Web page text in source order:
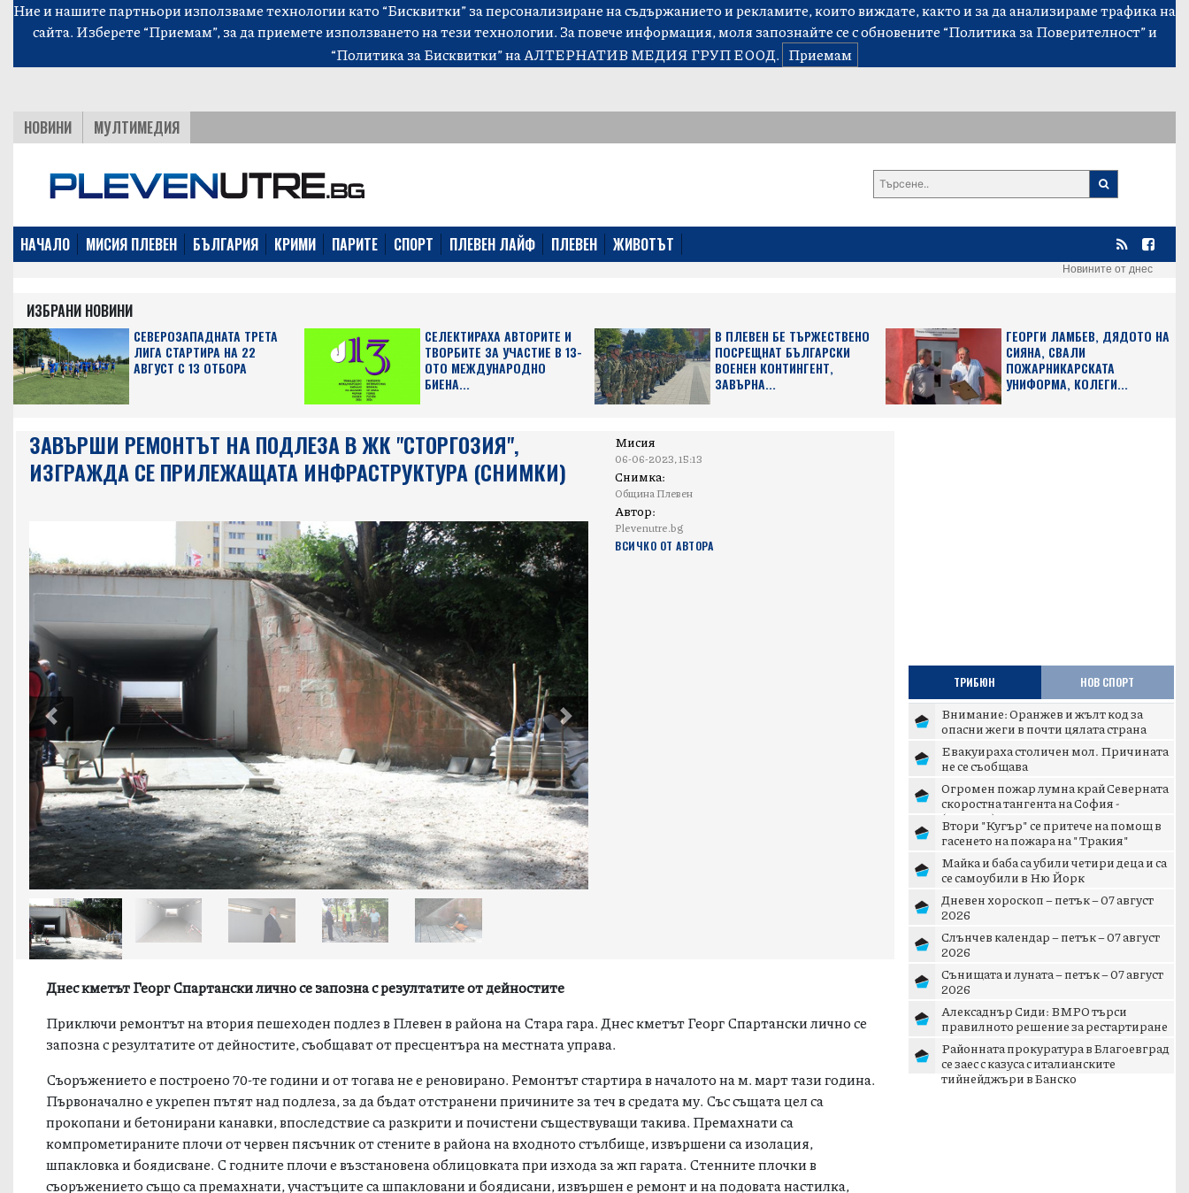
Ние и нашите партньори използваме технологии като “Бисквитки” за персонализиране на съдържанието и рекламите, които виждате, както и за да анализираме трафика на
сайта. Изберете “Приемам”, за да приемете използването на тези технологии. За повече информация, моля запознайте се с обновените“Политика за Поверителност”и
“Политика за Бисквитки”на АЛТЕРНАТИВ МЕДИЯ ГРУП ЕООД. Приемам
НОВИНИ МУЛТИМЕДИЯ
НАЧАЛО МИСИЯ ПЛЕВЕН БЪЛГАРИЯ КРИМИ ПАРИТЕ СПОРТ ПЛЕВЕН ЛАЙФ ПЛЕВЕН ЖИВОТЪТ
Новините от днес
ИЗБРАНИ НОВИНИ
СЕВЕРОЗАПАДНАТА ТРЕТА
ЛИГА СТАРТИРА НА 22
АВГУСТ С 13 ОТБОРА
СЕЛЕКТИРАХА АВТОРИТЕ И
ТВОРБИТЕ ЗА УЧАСТИЕ В 13-
ОТО МЕЖДУНАРОДНО
БИЕНА...
В ПЛЕВЕН БЕ ТЪРЖЕСТВЕНО
ПОСРЕЩНАТ БЪЛГАРСКИ
ВОЕНЕН КОНТИНГЕНТ,
ЗАВЪРНА...
ГЕОРГИ ЛАМБЕВ, ДЯДОТО НА
СИЯНА, СВАЛИ
ПОЖАРНИКАРСКАТА
УНИФОРМА, КОЛЕГИ...
ЗАВЪРШИ РЕМОНТЪТ НА ПОДЛЕЗА В ЖК "СТОРГОЗИЯ",
ИЗГРАЖДА СЕ ПРИЛЕЖАЩАТА ИНФРАСТРУКТУРА (СНИМКИ)
Previous Next
Мисия
06-06-2023, 15:13
Снимка:
Община Плевен
Автор:
Plevenutre.bg
ВСИЧКО ОТ АВТОРА
Днес кметът Георг Спартански лично се запозна с резултатите от дейностите
Приключи ремонтът на втория пешеходен подлез в Плевен в района на Стара гара. Днес кметът Георг Спартански лично се
запозна с резултатите от дейностите, съобщават от пресцентъра на местната управа.
Съоръжението е построено 70-те години и от тогава не е реновирано. Ремонтът стартира в началото на м. март тази година.
Първоначално е укрепен пътят над подлеза, за да бъдат отстранени причините за теч в средата му. Със същата цел са
прокопани и бетонирани канавки, впоследствие са разкрити и почистени съществуващи такива. Премахнати са
компрометираните плочи от червен пясъчник от стените в района на входното стълбище, извършени са изолация,
шпакловка и боядисване. С годните плочи е възстановена облицовката при изхода за жп гарата. Стенните плочки в
ТРИБЮН НОВ СПОРТ
Внимание: Оранжев и жълт код за
опасни жеги в почти цялата страна
Евакуираха столичен мол. Причината
не се съобщава
Огромен пожар лумна край Северната
скоростна тангента на София -
(ВИДЕО)
Втори "Кугър" се притече на помощ в
гасенето на пожара на "Тракия"
Майка и баба са убили четири деца и са
се самоубили в Ню Йорк
Дневен хороскоп – петък – 07 август
2026
Слънчев календар – петък – 07 август
2026
Сънищата и луната – петък – 07 август
2026
Алексаднър Сиди: ВМРО търси
правилното решение за рестартиране
на патриотичното пространст...
Районната прокуратура в Благоевград
се заес с казуса с италианските
тийнейджъри в Банско